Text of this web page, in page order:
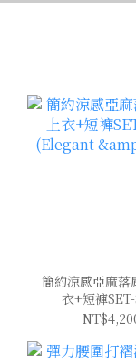
簡約涼感亞麻落
衣+短褲
(Elegant &